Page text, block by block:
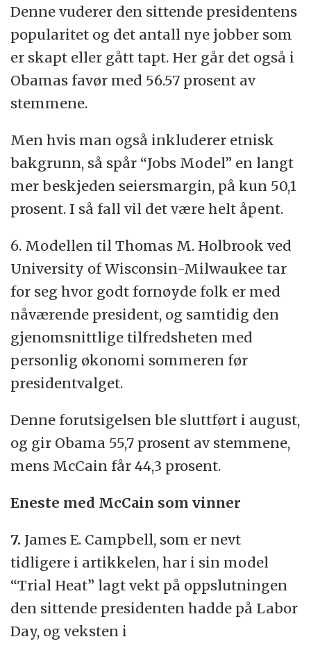
Denne vuderer den sittende presidentens
popularitet og det antall nye jobber som
er skapt eller gått tapt. Her går det også i
Obamas favør med 56.57 prosent av
stemmene.
Men hvis man også inkluderer etnisk
bakgrunn, så spår “Jobs Model” en langt
mer beskjeden seiersmargin, på kun 50,1
prosent. I så fall vil det være helt åpent.
6. Modellen til Thomas M. Holbrook ved
University of Wisconsin-Milwaukee tar
for seg hvor godt fornøyde folk er med
nåværende president, og samtidig den
gjenomsnittlige tilfredsheten med
personlig økonomi sommeren før
presidentvalget.
Denne forutsigelsen ble sluttført i august,
og gir Obama 55,7 prosent av stemmene,
mens McCain får 44,3 prosent.
Eneste med McCain som vinner
7. James E. Campbell, som er nevt
tidligere i artikkelen, har i sin model
“Trial Heat” lagt vekt på oppslutningen
den sittende presidenten hadde på Labor
Day, og veksten i